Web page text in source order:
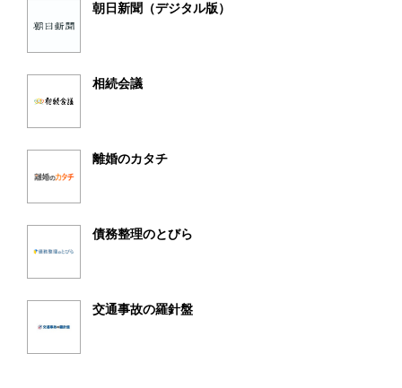
朝日新聞（デジタル版）
相続会議
離婚のカタチ
債務整理のとびら
交通事故の羅針盤